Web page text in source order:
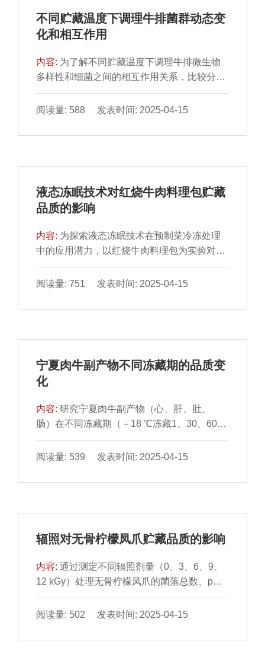
果与相应的国标检测方法进行对比。结果表
明，Rt-RAA检测方法特异性强、稳定性好，
的检出限为0.2%，明显优于实时荧光聚合酶链
式反应检测方法，应用Rt-RAA方法与国标方
法对模拟样品和市售实际样品检测结果完全一
致。因此，本研究建立的Rt-RAA检测方法适
不同贮藏温度下调理牛排菌群动态变
化和相互作用
内容: 为了解不同贮藏温度下调理牛排微生物
多样性和细菌之间的相互作用关系，比较分析
冷藏（4 ℃）和脱冷贮藏（15 ℃）牛排菌群结
构。将新鲜调理牛排进行冷藏（4 ℃）和脱冷
和高通量测序技术分析不同贮藏温度下过保质
牛排4 ℃贮藏下的菌落总数（7.4×108
（P＜0.001）。菌群动态变化结果表明，冷藏
或脱冷贮藏不影响牛排菌群组成，但优势菌属
曲乳杆菌属（Latilactobacillus）及假单胞菌属
（Pseudomonas）是2 种贮藏温度下的优势腐
败菌属。索丝菌属（Brochothrix）仅为4 ℃贮
藏下的优势菌属，沙雷氏菌属（Serratia）仅
索丝菌属，沙雷氏菌属与索丝菌属，索丝菌属
与假单胞菌属相对丰度在特定贮藏温度和时间
下存在相关性，这表明牛排腐败菌之间存在潜
在种间相互作用。索丝菌属、弯曲乳杆菌属及
假单胞菌属可能是牛排优势腐败菌。
阅读量: 588 发表时间: 2025-04-15
液态冻眠技术对红烧牛肉料理包贮藏
品质的影响
内容: 为探索液态冻眠技术在预制菜冷冻处理
中的应用潜力，以红烧牛肉料理包为实验对
象，以新鲜红烧牛肉、冷藏（4 ℃）24 h红烧
牛肉及普通冷冻红烧牛肉为对照，探究液态冻
（－18 ℃，记作FG组）和液态冻眠（－25
于－18 ℃贮藏30 d，在贮藏10、20、30 d时
官评分、蛋白质二级结构及挥发性风味物质变
化。结果表明，贮藏期间，红烧牛肉的硬度、
FG组；亮度值呈现先上升后下降的变化趋
势，红度值与黄度值均呈现下降趋势，OG组
变化幅度相对较小；冷冻30 d，FG组水分质量
分数由67.45%下降至49.84%，而OG组水分质
面，冷冻红烧牛肉的挥发性物质组成均与冷藏
红烧牛肉有所区别，表明2 种冷冻方式对红烧
牛肉风味保持能力均有不足。综上，与普通冷
冻方式相比，液态冻眠技术在质构特性、保水
阅读量: 751 发表时间: 2025-04-15
宁夏肉牛副产物不同冻藏期的品质变
化
内容:研究宁夏肉牛副产物（心、肝、肚、
肠）在不同冻藏期（－18 ℃冻藏1、30、60、
90、180 d）的总挥发性盐基氮（total volatile
basic nitrogen，TVB-N）含量、丙二醛
量、蛋白质含量、蒸煮损失率、菌落总数、pH
d pH值变化最快；牛心、牛肝、牛肚、牛肠亮
（P＜0.05）；牛心、牛肝红度值（a*）呈显
蒸煮损失率最大、水分含量降幅最大；牛肠蛋
白质含量降幅最大；牛心MDA含量、TVB-N含
量增幅最大。冻藏90 d 时，牛副产物TVB-N含
量接近国家标准限值，且菌落总数超过1×106
阅读量: 539 发表时间: 2025-04-15
辐照对无骨柠檬凤爪贮藏品质的影响
内容:通过测定不同辐照剂量（0、3、6、9、
12 kGy）处理无骨柠檬凤爪的菌落总数、pH
值、色泽、硫代巴比妥酸反应物
（thiobarbituric acid reactive substances，
挥发性风味物质组成与含量，分析辐照剂量对
阅读量: 502 发表时间: 2025-04-15